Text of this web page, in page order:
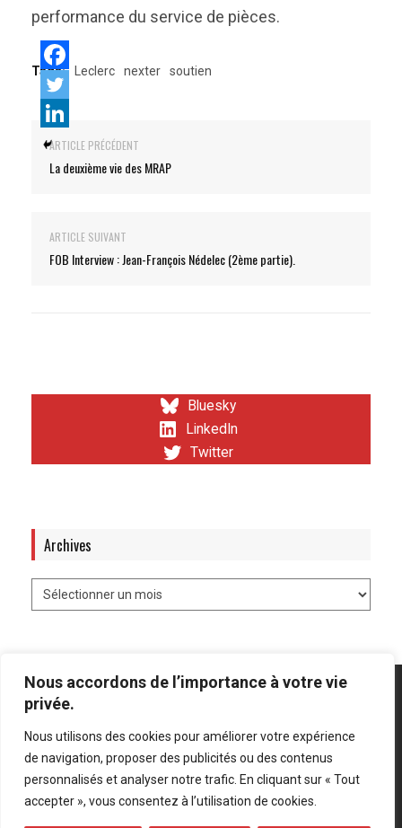
Nous accordons de l’importance à votre vie
privée.
Nous utilisons des cookies pour améliorer votre expérience
de navigation, proposer des publicités ou des contenus
personnalisés et analyser notre trafic. En cliquant sur « Tout
accepter », vous consentez à l’utilisation de cookies.
performance du service de pièces.
Tags: Leclerc nexter soutien
ARTICLE PRÉCÉDENT
La deuxième vie des MRAP
ARTICLE SUIVANT
FOB Interview : Jean-François Nédelec (2ème partie).
Bluesky
LinkedIn
Twitter
Archives
Mentions légales Politique de confidentialité
Bluesky
LinkedIn
Twitter